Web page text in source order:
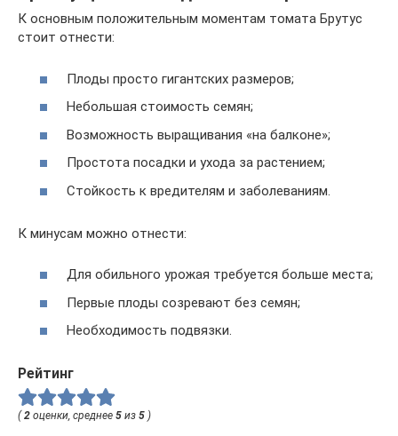
К основным положительным моментам томата Брутус
стоит отнести:
Плоды просто гигантских размеров;
Небольшая стоимость семян;
Возможность выращивания «на балконе»;
Простота посадки и ухода за растением;
Стойкость к вредителям и заболеваниям.
К минусам можно отнести:
Для обильного урожая требуется больше места;
Первые плоды созревают без семян;
Необходимость подвязки.
Рейтинг
( 2 оценки, среднее 5 из 5 )